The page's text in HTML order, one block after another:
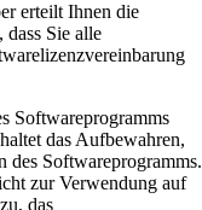
erteilt Ihnen die
Sie alle
Softwareprogramms
das Aufbewahren,
des Softwareprogramms.
zur Verwendung auf
das